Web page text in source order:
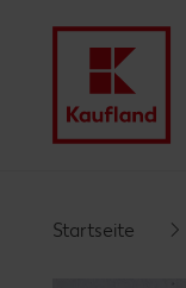
Startseite